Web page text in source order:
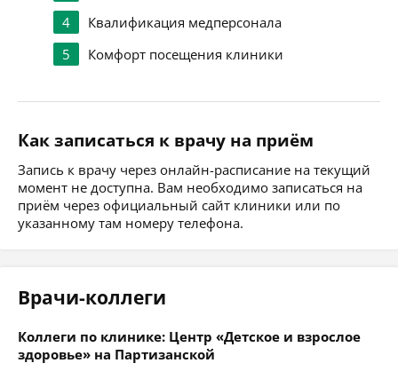
4
Квалификация медперсонала
5
Комфорт посещения клиники
Как записаться к врачу на приём
Запись к врачу через онлайн-расписание на текущий
момент не доступна. Вам необходимо записаться на
приём через официальный сайт клиники или по
указанному там номеру телефона.
Врачи-коллеги
Коллеги по клинике: Центр «Детское и взрослое
здоровье» на Партизанской